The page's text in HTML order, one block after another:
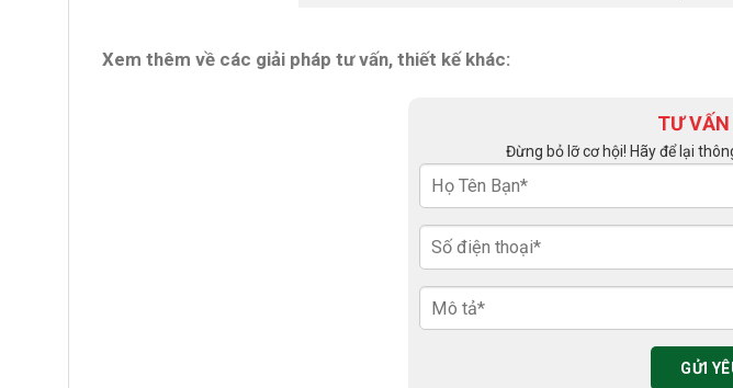
Xem thêm về các giải pháp tư vấn, thiết kế khác:
TƯ
Đừng bỏ lỡ cơ hội! Hãy để lại